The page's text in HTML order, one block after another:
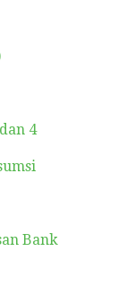
4
Bank